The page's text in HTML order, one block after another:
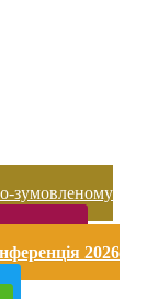
зумовленому
2026